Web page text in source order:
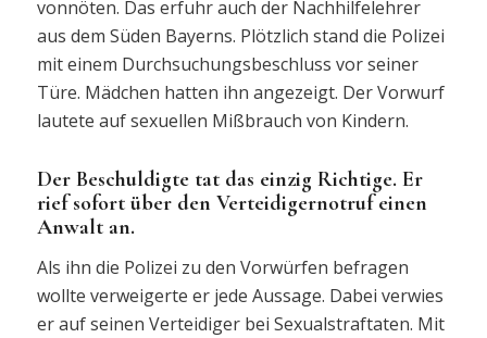
vonnöten. Das erfuhr auch der Nachhilfelehrer
aus dem Süden Bayerns. Plötzlich stand die Polizei
mit einem Durchsuchungsbeschluss vor seiner
Türe. Mädchen hatten ihn angezeigt. Der Vorwurf
lautete auf sexuellen Mißbrauch von Kindern.
Der Beschuldigte tat das einzig Richtige. Er
rief sofort über den Verteidigernotruf einen
Anwalt an.
Als ihn die Polizei zu den Vorwürfen befragen
wollte verweigerte er jede Aussage. Dabei verwies
er auf seinen Verteidiger bei Sexualstraftaten. Mit